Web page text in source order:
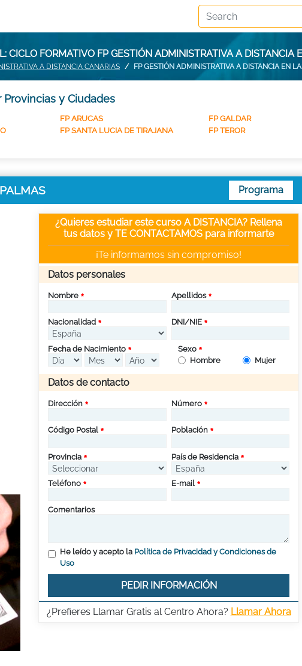
CICLO FORMATIVO FP GESTIÓN ADMINISTRATIVA A DISTANCIA
A DISTANCIA CANARIAS FP GESTIÓN ADMINISTRATIVA A DISTANCIA EN
y Ciudades
FP ARUCAS FP GALDAR
FP SANTA LUCIA DE TIRAJANA FP TEROR
Programa
¿Quieres estudiar este curso A DISTANCIA? Rellena
tus datos y TE CONTACTAMOS para informarte
¡Te informamos sin compromiso!
Datos personales
Nombre Apellidos
Nacionalidad DNI/NIE
Fecha de Nacimiento
Sexo
Hombre
Mujer
Datos de contacto
Dirección Número
Código Postal Población
Provincia País de Residencia
Teléfono E-mail
Comentarios
He leído y acepto la Política de Privacidad y Condiciones de
Uso
PEDIR INFORMACIÓN
¿Prefieres Llamar Gratis al Centro Ahora? Llamar Ahora